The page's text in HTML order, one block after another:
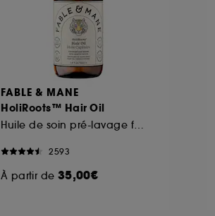
FABLE & MANE
HoliRoots™ Hair Oil
2593
À partir de 35,00€